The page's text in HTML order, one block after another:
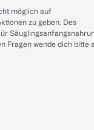
möglich auf
zu geben. Des
Fragen wende dich bitte